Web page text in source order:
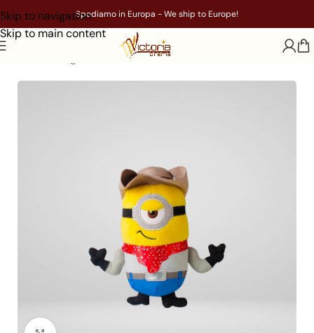
Skip to navigation
Skip to main content
Spediamo in Europa - We ship to Europe!
Minions e Monsters